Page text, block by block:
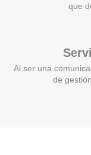
que
Al ser una
de